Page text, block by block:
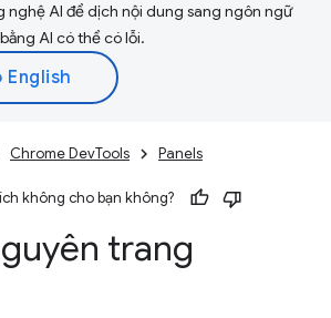
nghệ AI để dịch nội dung sang ngôn ngữ
AI có thể có lỗi.
Chrome DevTools Panels
không cho bạn không?
trang